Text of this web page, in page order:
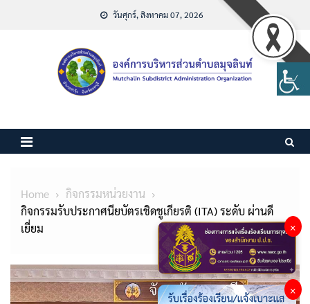
วันศุกร์, สิงหาคม 07, 2026
Home
กิจกรรมหน่วยงาน
กิจกรรมรับประกาศนียบัตรเชิดชูเกียรติ (ITA) ระดับ ผ่านดี
เยี่ยม
×
×